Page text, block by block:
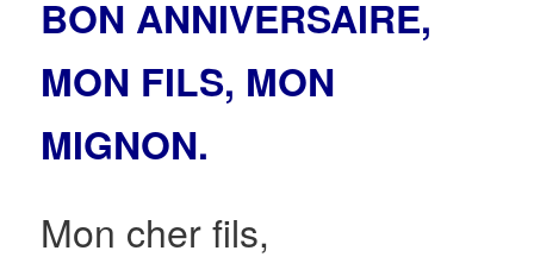
BON ANNIVERSAIRE,
MON FILS, MON
MIGNON.
Mon cher fils,